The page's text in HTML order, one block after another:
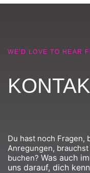
WE'D LOVE TO HEAR
Du hast noch Fragen,
Anregungen,
buchen? Was auch
uns darauf, dich